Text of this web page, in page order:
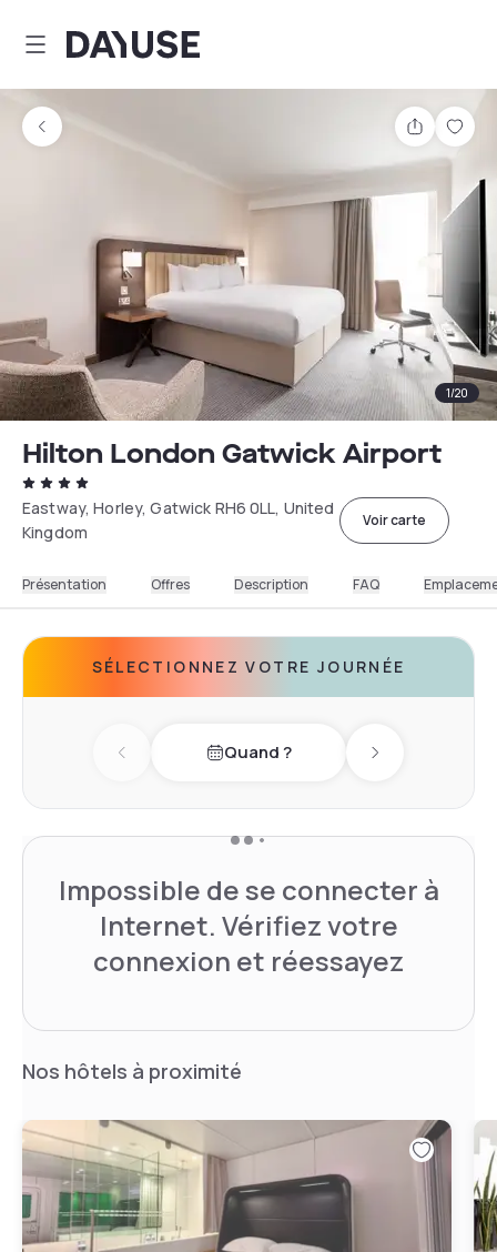
Dayuse
Partager
1/20
Hilton London Gatwick Airport
Eastway, Horley, Gatwick RH6 0LL, United
Kingdom
Voir carte
Présentation Offres Description FAQ
SÉLECTIONNEZ VOTRE JOURNÉE
Previous dayQuand ? Next day
Impossible de se connecter à
Internet. Vérifiez votre
connexion et réessayez
Nos hôtels à proximité